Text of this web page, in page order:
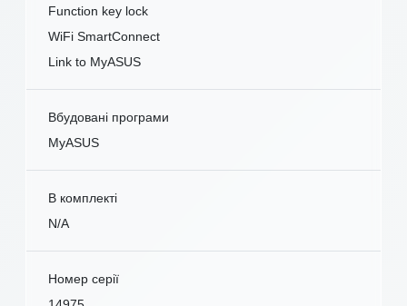
Function key lock
WiFi SmartConnect
Link to MyASUS
Вбудовані програми
MyASUS
В комплекті
N/A
Номер серії